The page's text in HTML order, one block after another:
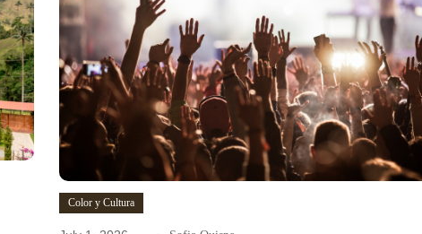
Color y Cultura